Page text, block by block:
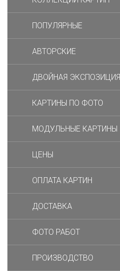
ПОПУЛЯРНЫЕ
АВТОРСКИЕ
ДВОЙНАЯ ЭКСПОЗИЦИЯ
КАРТИНЫ ПО ФОТО
МОДУЛЬНЫЕ КАРТИНЫ
ЦЕНЫ
ОПЛАТА КАРТИН
ДОСТАВКА
ФОТО РАБОТ
ПРОИЗВОДСТВО